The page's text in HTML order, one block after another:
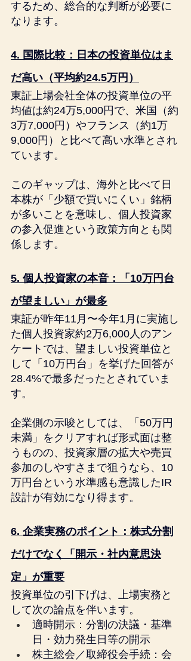
するため、総合的な判断が必要に
なります。
4. 国際比較：日本の投資単位はま
だ高い（平均約24.5万円）
東証上場会社全体の投資単位の平
均値は約24万5,000円で、米国（約
3万7,000円）やフランス（約1万
9,000円）と比べて高い水準とされ
ています。
このギャップは、海外と比べて日
本株が「少額で買いにくい」銘柄
が多いことを意味し、個人投資家
の参入促進という政策方向とも関
係します。
5. 個人投資家の本音：「10万円台
が望ましい」が最多
東証が昨年11月〜今年1月に実施し
た個人投資家約2万6,000人のアン
ケートでは、望ましい投資単位と
して「10万円台」を挙げた回答が
28.4%で最多だったとされていま
す。
企業側の示唆としては、「50万円
未満」をクリアすれば形式面は整
うものの、投資家層の拡大や売買
参加のしやすさまで狙うなら、10
万円台という水準感も意識したIR
設計が有効になり得ます。
6. 企業実務のポイント：株式分割
だけでなく「開示・社内意思決
定」が重要
投資単位の引下げは、上場実務と
して次の論点を伴います。
適時開示：分割の決議・基準
日・効力発生日等の開示
株主総会／取締役会手続：会